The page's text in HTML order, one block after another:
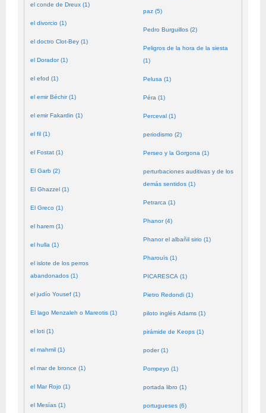
el conde de Dreux (1)
el divorcio (1)
el doctro Clot-Bey (1)
el Dorador (1)
el efod (1)
el emir Béchir (1)
el emir Fakardin (1)
el fil (1)
el Fostat (1)
El Garb (2)
El Ghazzel (1)
El Greco (1)
el harem (1)
el hulla (1)
el islote de los perros
abandonados (1)
el judío Yousef (1)
El lago Menzaleh o Mareotis (1)
el loti (1)
el mahmil (1)
el mar de bronce (1)
el Mar Rojo (1)
el Mesías (1)
paz (5)
Pedro Burguillos (2)
Peligros de la hora de la siesta
(1)
Pelusa (1)
Péra (1)
Perceval (1)
periodismo (2)
Perseo y la Gorgona (1)
perturbaciones auditivas y de los
demás sentidos (1)
Petrarca (1)
Phanor (4)
Phanor el albañil sirio (1)
Pharouïs (1)
PICARESCA (1)
Pietro Redondi (1)
piloto inglés Adams (1)
pirámide de Keops (1)
poder (1)
Pompeyo (1)
portada libro (1)
portugueses (6)